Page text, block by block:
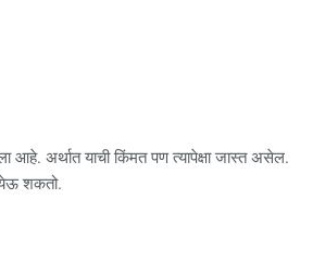
आहे. अर्थात याची किंमत पण त्यापेक्षा जास्त असेल.
येऊ शकतो.